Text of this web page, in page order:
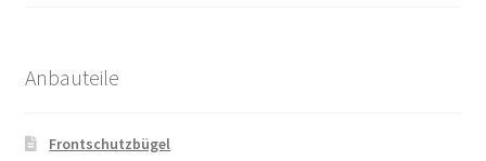
Anbauteile
Frontschutzbügel